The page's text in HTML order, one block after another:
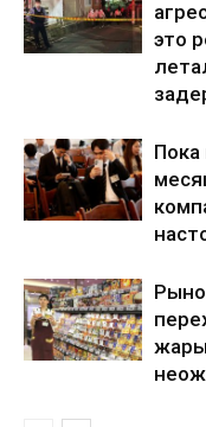
это
жары